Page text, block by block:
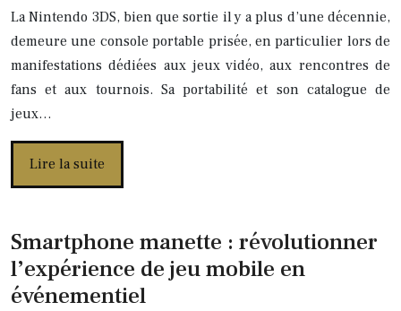
La Nintendo 3DS, bien que sortie il y a plus d’une décennie,
demeure une console portable prisée, en particulier lors de
manifestations dédiées aux jeux vidéo, aux rencontres de
fans et aux tournois. Sa portabilité et son catalogue de
jeux…
Lire la suite
Smartphone manette : révolutionner
l’expérience de jeu mobile en
événementiel